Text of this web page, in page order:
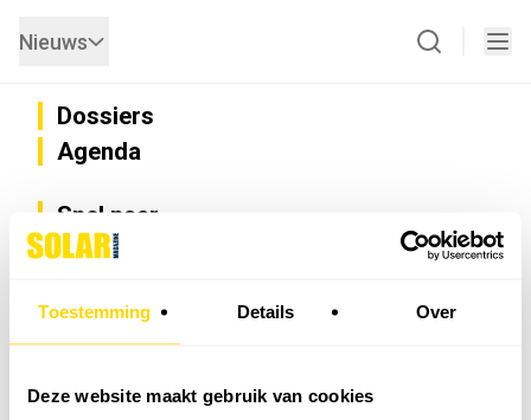
Toestemming Details Over
Deze website maakt gebruik van cookies
Nieuws
Dossiers
Agenda
Snel naar
Privacy
Nieuwsbrief
Vacatures